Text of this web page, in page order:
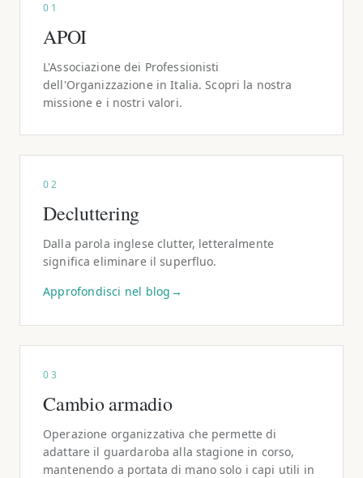
01
APOI
L'Associazione dei Professionisti
dell'Organizzazione in Italia. Scopri la nostra
missione e i nostri valori.
02
Decluttering
Dalla parola inglese clutter, letteralmente
significa eliminare il superfluo.
Approfondisci nel blog →
03
Cambio armadio
Operazione organizzativa che permette di
adattare il guardaroba alla stagione in corso,
mantenendo a portata di mano solo i capi utili in